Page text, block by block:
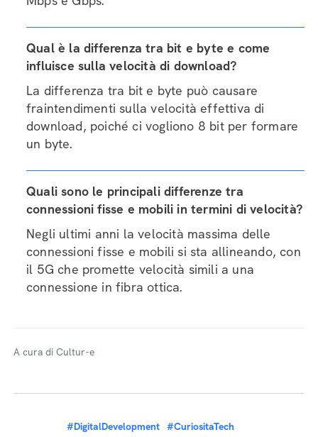
Qual è la differenza tra bit e byte e come
influisce sulla velocità di download?
La differenza tra bit e byte può causare
fraintendimenti sulla velocità effettiva di
download, poiché ci vogliono 8 bit per formare
un byte.
Quali sono le principali differenze tra
connessioni fisse e mobili in termini di velocità?
Negli ultimi anni la velocità massima delle
connessioni fisse e mobili si sta allineando, con
il 5G che promette velocità simili a una
connessione in fibra ottica.
A cura di Cultur-e
#DigitalDevelopment #CuriositaTech